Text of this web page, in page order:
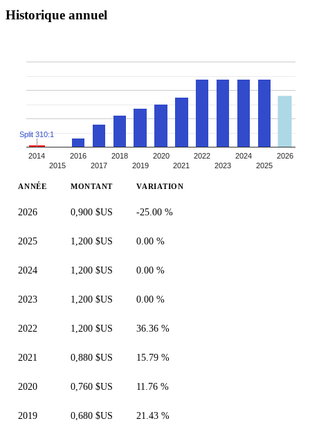
Historique annuel
2014
2015
2016
2017
2018
2019
2020
2021
2022
2023
2024
2025
2026
Split 310:1
ANNÉE MONTANT VARIATION
2026 0,900 $US -25.00 %
2025 1,200 $US 0.00 %
2024 1,200 $US 0.00 %
2023 1,200 $US 0.00 %
2022 1,200 $US 36.36 %
2021 0,880 $US 15.79 %
2020 0,760 $US 11.76 %
2019 0,680 $US 21.43 %